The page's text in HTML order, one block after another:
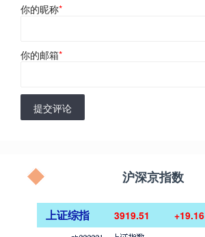
你的昵称*
你的邮箱*
提交评论
沪深京指数
上证综指 3919.51 +19.16